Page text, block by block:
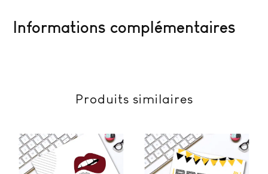
Informations complémentaires
Produits similaires